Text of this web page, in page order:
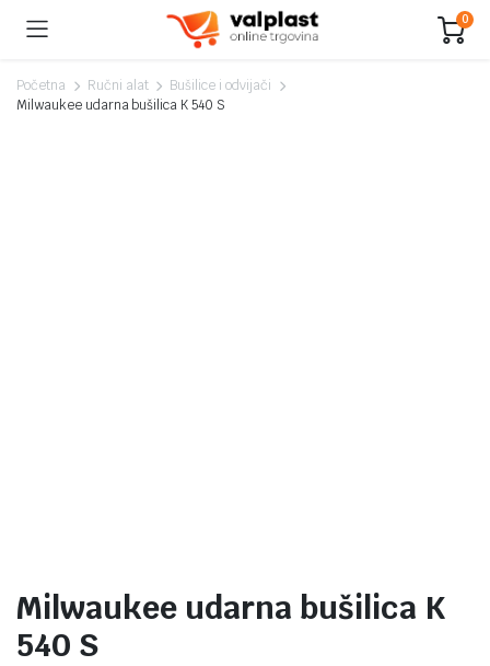
0
Početna Ručni alat
Bušilice i odvijači
Milwaukee udarna bušilica K 540 S
Milwaukee udarna bušilica K
540 S